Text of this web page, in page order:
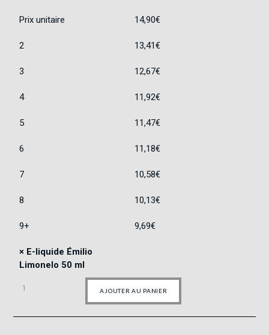
Prix unitaire 14,90€
2 13,41€
3 12,67€
4 11,92€
5 11,47€
6 11,18€
7 10,58€
8 10,13€
9+ 9,69€
× E-liquide Émilio
Limonelo 50 ml
AJOUTER AU PANIER